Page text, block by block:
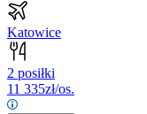
Katowice
2 posiłki
11 335zł/os.